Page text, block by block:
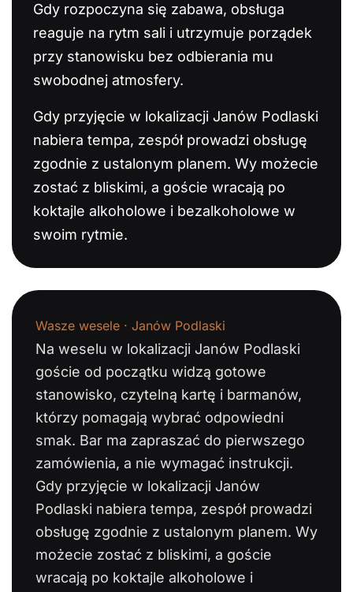
Gdy rozpoczyna się zabawa, obsługa
reaguje na rytm sali i utrzymuje porządek
przy stanowisku bez odbierania mu
swobodnej atmosfery.
Gdy przyjęcie w lokalizacji Janów Podlaski
nabiera tempa, zespół prowadzi obsługę
zgodnie z ustalonym planem. Wy możecie
zostać z bliskimi, a goście wracają po
koktajle alkoholowe i bezalkoholowe w
swoim rytmie.
Wasze wesele · Janów Podlaski
Na weselu w lokalizacji Janów Podlaski
goście od początku widzą gotowe
stanowisko, czytelną kartę i barmanów,
którzy pomagają wybrać odpowiedni
smak. Bar ma zapraszać do pierwszego
zamówienia, a nie wymagać instrukcji.
Gdy przyjęcie w lokalizacji Janów
Podlaski nabiera tempa, zespół prowadzi
obsługę zgodnie z ustalonym planem. Wy
możecie zostać z bliskimi, a goście
wracają po koktajle alkoholowe i